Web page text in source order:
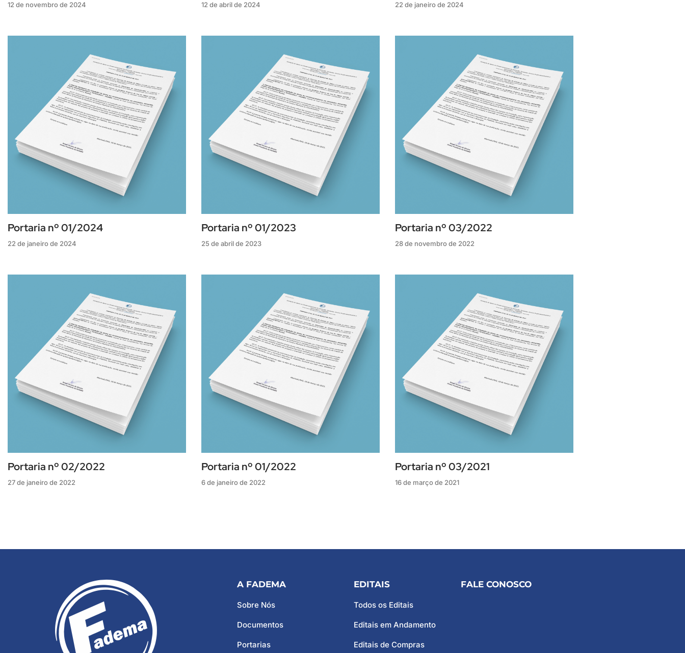
12 de novembro de 2024 12 de abril de 2024 22 de janeiro de 2024
Portaria nº 01/2024
22 de janeiro de 2024
Portaria nº 01/2023
25 de abril de 2023
Portaria nº 03/2022
28 de novembro de 2022
Portaria nº 02/2022
27 de janeiro de 2022
Portaria nº 01/2022
6 de janeiro de 2022
Portaria nº 03/2021
16 de março de 2021
A FADEMA
Sobre Nós
Documentos
Portarias
EDITAIS
Todos os Editais
Editais em Andamento
Editais de Compras
FALE CONOSCO